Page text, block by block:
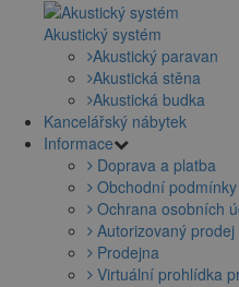
Akustický systém
Akustický paravan
Akustická stěna
Akustická budka
Kancelářský nábytek
Informace
Doprava a platba
Obchodní podmínky
Ochrana osobních
Autorizovaný prodej
Prodejna
Virtuální prohlídka